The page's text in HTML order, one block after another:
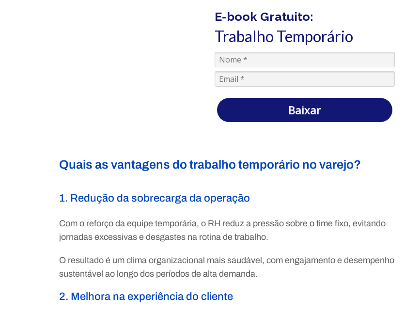
E-book Gratuito:
Trabalho Temporário
Baixar
Quais as vantagens do trabalho temporário no varejo?
1. Redução da sobrecarga da operação
Com o reforço da equipe temporária, o RH reduz a pressão sobre o time fixo, evitando
jornadas excessivas e desgastes na rotina de trabalho.
O resultado é um clima organizacional mais saudável, com engajamento e desempenho
sustentável ao longo dos períodos de alta demanda.
2. Melhora na experiência do cliente